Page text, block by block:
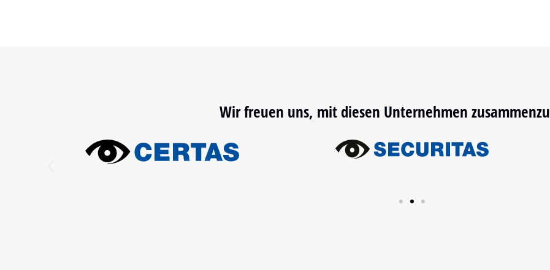
Wir freuen uns, mit diesen Unternehmen